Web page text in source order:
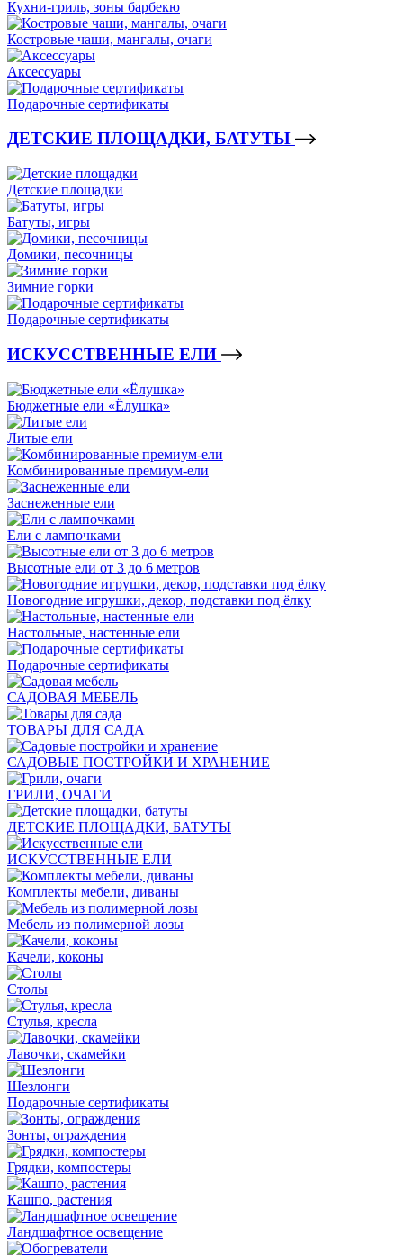
Кухни-гриль, зоны барбекю
Костровые чаши, мангалы, очаги
Аксессуары
Подарочные сертификаты
ДЕТСКИЕ ПЛОЩАДКИ, БАТУТЫ
Детские площадки
Батуты, игры
Домики, песочницы
Зимние горки
Подарочные сертификаты
ИСКУССТВЕННЫЕ ЕЛИ
Бюджетные ели «Ёлушка»
Литые ели
Комбинированные премиум-ели
Заснеженные ели
Ели с лампочками
Высотные ели от 3 до 6 метров
Новогодние игрушки, декор, подставки под ёлку
Настольные, настенные ели
Подарочные сертификаты
САДОВАЯ МЕБЕЛЬ
ТОВАРЫ ДЛЯ САДА
САДОВЫЕ ПОСТРОЙКИ И ХРАНЕНИЕ
ГРИЛИ, ОЧАГИ
ДЕТСКИЕ ПЛОЩАДКИ, БАТУТЫ
ИСКУССТВЕННЫЕ ЕЛИ
Комплекты мебели, диваны
Мебель из полимерной лозы
Качели, коконы
Столы
Стулья, кресла
Лавочки, скамейки
Шезлонги
Подарочные сертификаты
Зонты, ограждения
Грядки, компостеры
Кашпо, растения
Ландшафтное освещение